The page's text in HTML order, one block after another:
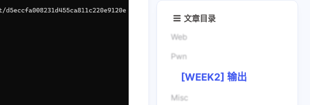
文章目录
Web
Pwn
[WEEK2] 输出
Misc